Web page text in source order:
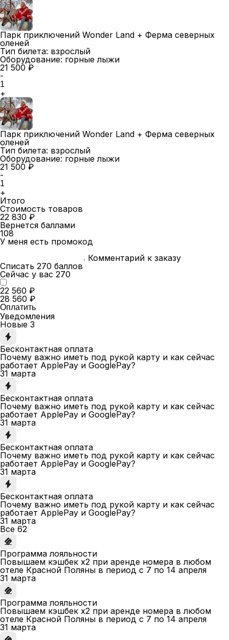
Парк приключений Wonder Land + Ферма северных
оленей
Тип билета: взрослый
Оборудование: горные лыжи
21 500 ₽
-
+
Парк приключений Wonder Land + Ферма северных
оленей
Тип билета: взрослый
Оборудование: горные лыжи
21 500 ₽
-
+
Итого
Стоимость товаров
22 830 ₽
Вернется баллами
108
У меня есть промокод
Комментарий к заказу
Списать 270 баллов
Сейчас у вас 270
22 560 ₽
28 560 ₽
Оплатить
Уведомления
Новые 3
Бесконтактная оплата
Почему важно иметь под рукой карту и как сейчас
работает ApplePay и GooglePay?
31 марта
Бесконтактная оплата
Почему важно иметь под рукой карту и как сейчас
работает ApplePay и GooglePay?
31 марта
Бесконтактная оплата
Почему важно иметь под рукой карту и как сейчас
работает ApplePay и GooglePay?
31 марта
Бесконтактная оплата
Почему важно иметь под рукой карту и как сейчас
работает ApplePay и GooglePay?
31 марта
Все 62
Программа лояльности
Повышаем кэшбек x2 при аренде номера в любом
отеле Красной Поляны в период с 7 по 14 апреля
31 марта
Программа лояльности
Повышаем кэшбек x2 при аренде номера в любом
отеле Красной Поляны в период с 7 по 14 апреля
31 марта